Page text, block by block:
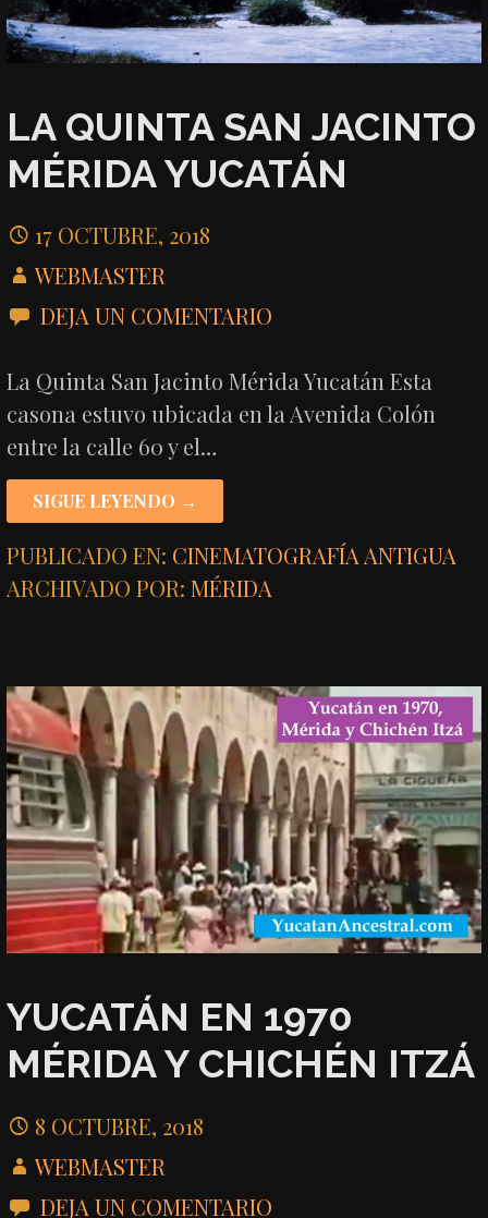
LA QUINTA SAN JACINTO
MÉRIDA YUCATÁN
17 OCTUBRE, 2018
WEBMASTER
DEJA UN COMENTARIO
La Quinta San Jacinto Mérida Yucatán Esta
casona estuvo ubicada en la Avenida Colón
entre la calle 60 y el…
SIGUE LEYENDO →
PUBLICADO EN: CINEMATOGRAFÍA ANTIGUA
ARCHIVADO POR:MÉRIDA
YUCATÁN EN 1970
MÉRIDA Y CHICHÉN ITZÁ
8 OCTUBRE, 2018
WEBMASTER
DEJA UN COMENTARIO